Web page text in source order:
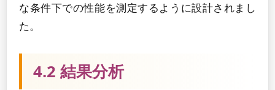
な条件下での性能を測定するように設計されまし
た。
4.2 結果分析